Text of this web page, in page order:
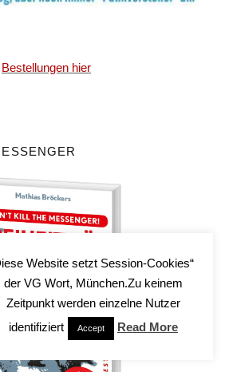
Bestellungen hier
Website setzt Session-Cookies“
der VG Wort, München.Zu keinem
Zeitpunkt werden einzelne Nutzer
identifiziert
Accept Read More